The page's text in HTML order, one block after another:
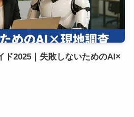
ド2025｜失敗しないためのAI×